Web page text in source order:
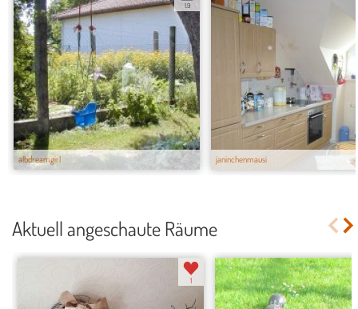
albdreamgirl
1.9
janinchenmausi
Aktuell angeschaute Räume
1